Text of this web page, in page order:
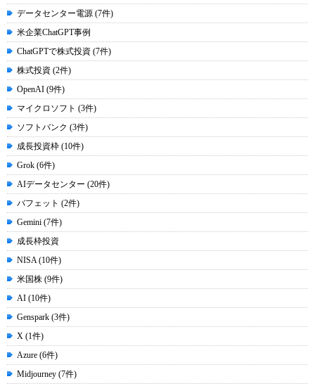
データセンター電源 (7件)
米企業ChatGPT事例
ChatGPTで株式投資 (7件)
株式投資 (2件)
OpenAI (9件)
マイクロソフト (3件)
ソフトバンク (3件)
成長投資枠 (10件)
Grok (6件)
AIデータセンター (20件)
バフェット (2件)
Gemini (7件)
成長枠投資
NISA (10件)
米国株 (9件)
AI (10件)
Genspark (3件)
X (1件)
Azure (6件)
Midjourney (7件)